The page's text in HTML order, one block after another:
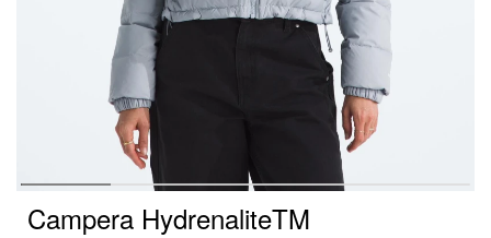
Campera HydrenaliteTM